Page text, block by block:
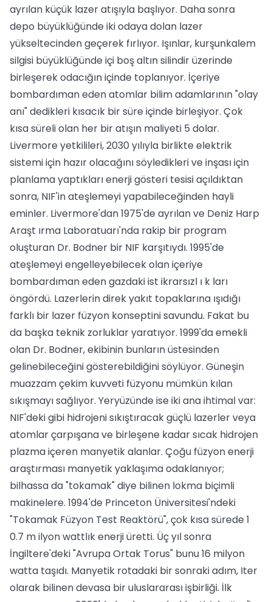
ayrılan küçük lazer atışıyla başlıyor. Daha sonra
depo büyüklüğünde iki odaya dolan lazer
yükseltecinden geçerek fırlıyor. Işınlar, kurşunkalem
silgisi büyüklüğünde içi boş altın silindir üzerinde
birleşerek odacığın içinde toplanıyor. İçeriye
bombardıman eden atomlar bilim adamlarının "olay
anı" dedikleri kısacık bir süre içinde birleşiyor. Çok
kısa süreli olan her bir atışın maliyeti 5 dolar.
Livermore yetkilileri, 2030 yılıyla birlikte elektrik
sistemi için hazır olacağını söyledikleri ve inşası için
planlama yaptıkları enerji gösteri tesisi açıldıktan
sonra, NIF'in ateşlemeyi yapabileceğinden hayli
eminler. Livermore'dan 1975'de ayrılan ve Deniz Harp
Araşt ırma Laboratuarı'nda rakip bir program
oluşturan Dr. Bodner bir NIF karşıtıydı. 1995'de
ateşlemeyi engelleyebilecek olan içeriye
bombardıman eden gazdaki ist ikrarsızl ı k ları
öngördü. Lazerlerin direk yakıt topaklarına ışıdığı
farklı bir lazer füzyon konseptini savundu. Fakat bu
da başka teknik zorluklar yaratıyor. 1999'da emekli
olan Dr. Bodner, ekibinin bunların üstesinden
gelinebileceğini gösterebildiğini söylüyor. Güneşin
muazzam çekim kuvveti füzyonu mümkün kılan
sıkışmayı sağlıyor. Yeryüzünde ise iki ana ihtimal var:
NIF'deki gibi hidrojeni sıkıştıracak güçlü lazerler veya
atomlar çarpışana ve birleşene kadar sıcak hidrojen
plazma içeren manyetik alanlar. Çoğu füzyon enerji
araştırması manyetik yaklaşıma odaklanıyor;
bilhassa da "tokamak" diye bilinen lokma biçimli
makinelere. 1994'de Princeton Üniversitesi'ndeki
"Tokamak Füzyon Test Reaktörü", çok kısa sürede 1
0.7 m ilyon wattlık enerji üretti. Üç yıl sonra
İngiltere'deki "Avrupa Ortak Torus" bunu 16 milyon
watta taşıdı. Manyetik rotadaki bir sonraki adım, Iter
olarak bilinen devasa bir uluslararası işbirliği. İlk